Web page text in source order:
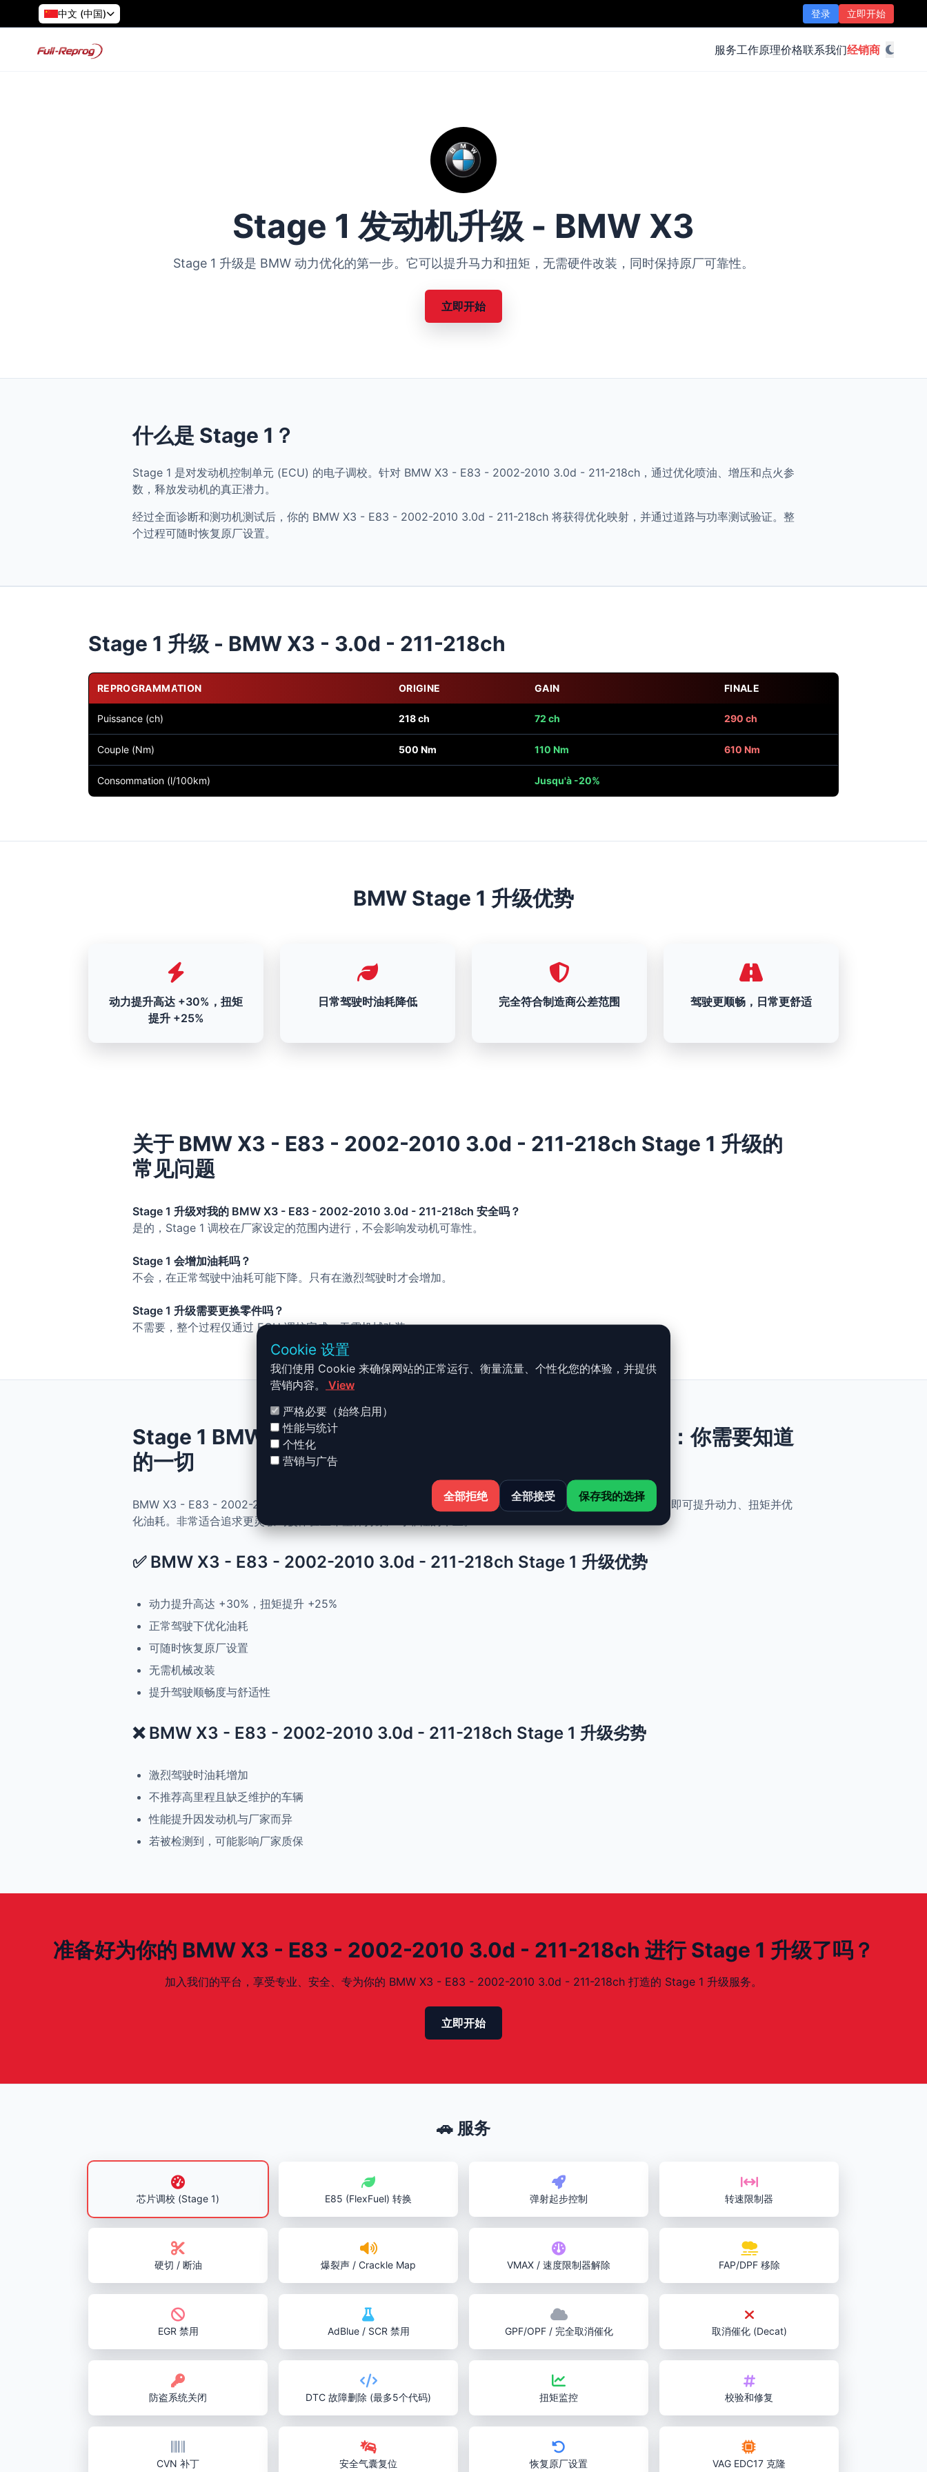
中文 (中国) 登录 立即开始
服务工作原理价格联系我们经销商
Stage 1 发动机升级 - BMW X3
Stage 1 升级是 BMW 动力优化的第一步。它可以提升马力和扭矩，无需硬件改装，同时保持原厂可靠性。
立即开始
什么是 Stage 1？
Stage 1 是对发动机控制单元 (ECU) 的电子调校。针对 BMW X3 - E83 - 2002-2010 3.0d - 211-218ch，通过优化喷油、增压和点火参
数，释放发动机的真正潜力。
经过全面诊断和测功机测试后，你的 BMW X3 - E83 - 2002-2010 3.0d - 211-218ch 将获得优化映射，并通过道路与功率测试验证。整
个过程可随时恢复原厂设置。
Stage 1 升级 - BMW X3 - 3.0d - 211-218ch
REPROGRAMMATION ORIGINE GAIN FINALE
Puissance (ch) 218 ch 72 ch 290 ch
Couple (Nm) 500 Nm 110 Nm 610 Nm
Consommation (l/100km) Jusqu'à -20%
BMW Stage 1 升级优势
动力提升高达 +30%，扭矩
提升 +25%
日常驾驶时油耗降低 完全符合制造商公差范围 驾驶更顺畅，日常更舒适
关于 BMW X3 - E83 - 2002-2010 3.0d - 211-218ch Stage 1 升级的
常见问题
Stage 1 升级对我的 BMW X3 - E83 - 2002-2010 3.0d - 211-218ch 安全吗？
是的，Stage 1 调校在厂家设定的范围内进行，不会影响发动机可靠性。
Stage 1 会增加油耗吗？
不会，在正常驾驶中油耗可能下降。只有在激烈驾驶时才会增加。
Stage 1 升级需要更换零件吗？
不需要，整个过程仅通过 ECU 调校完成，无需机械改装。
Stage 1 BMW X3 - E83 - 2002-2010 3.0d - 211-218ch：你需要知道
的一切
BMW X3 - E83 - 2002-2010 3.0d - 211-218ch 的 Stage 1 升级结合了性能、安全与简便性。无需机械改动，即可提升动力、扭矩并优
化油耗。非常适合追求更灵敏驾驶体验且希望保持原厂可靠性的车主。
✅ BMW X3 - E83 - 2002-2010 3.0d - 211-218ch Stage 1 升级优势
动力提升高达 +30%，扭矩提升 +25%
正常驾驶下优化油耗
可随时恢复原厂设置
无需机械改装
提升驾驶顺畅度与舒适性
❌ BMW X3 - E83 - 2002-2010 3.0d - 211-218ch Stage 1 升级劣势
激烈驾驶时油耗增加
不推荐高里程且缺乏维护的车辆
性能提升因发动机与厂家而异
若被检测到，可能影响厂家质保
准备好为你的 BMW X3 - E83 - 2002-2010 3.0d - 211-218ch 进行 Stage 1 升级了吗？
加入我们的平台，享受专业、安全、专为你的 BMW X3 - E83 - 2002-2010 3.0d - 211-218ch 打造的 Stage 1 升级服务。
立即开始
Cookie 设置
我们使用 Cookie 来确保网站的正常运行、衡量流量、个性化您的体验，并提供
营销内容。
View
严格必要（始终启用）
性能与统计
个性化
营销与广告
全部拒绝 全部接受 保存我的选择
🚗 服务
芯片调校 (Stage 1) E85 (FlexFuel) 转换 弹射起步控制 转速限制器
硬切 / 断油 爆裂声 / Crackle Map VMAX / 速度限制器解除 FAP/DPF 移除
EGR 禁用 AdBlue / SCR 禁用 GPF/OPF / 完全取消催化 取消催化 (Decat)
防盗系统关闭 DTC 故障删除 (最多5个代码) 扭矩监控 校验和修复
CVN 补丁 安全气囊复位 恢复原厂设置 VAG EDC17 克隆